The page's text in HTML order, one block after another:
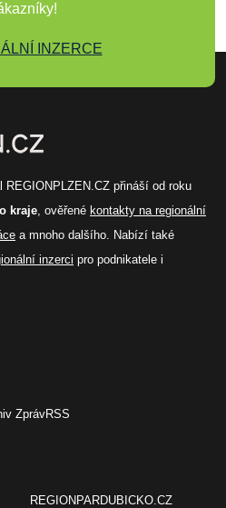
INZERCE
přináší od roku
kraje, ověřené kontakty na regionální
a mnoho dalšího. Nabízí také
inzerci pro podnikatele i
ZprávRSS
REGIONPARDUBICKO.CZ